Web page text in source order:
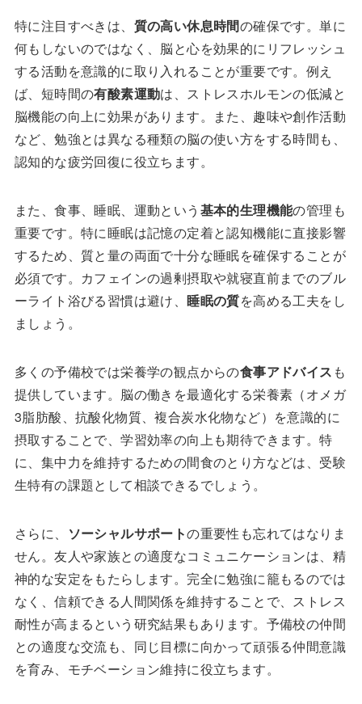
特に注目すべきは、 質の高い休息時間の確保です。単に
何もしないのではなく、脳と心を効果的にリフレッシュ
する活動を意識的に取り入れることが重要です。例え
ば、短時間の有酸素運動は、ストレスホルモンの低減と
脳機能の向上に効果があります。また、趣味や創作活動
など、勉強とは異なる種類の脳の使い方をする時間も、
認知的な疲労回復に役立ちます。
また、食事、睡眠、運動という 基本的生理機能の管理も
重要です。特に睡眠は記憶の定着と認知機能に直接影響
するため、質と量の両面で十分な睡眠を確保することが
必須です。カフェインの過剰摂取や就寝直前までのブル
ーライト浴びる習慣は避け、睡眠の質を高める工夫をし
ましょう。
多くの予備校では栄養学の観点からの食事アドバイス も
提供しています。脳の働きを最適化する栄養素（オメガ
3脂肪酸、抗酸化物質、複合炭水化物など）を意識的に
摂取することで、学習効率の向上も期待できます。特
に、集中力を維持するための間食のとり方などは、受験
生特有の課題として相談できるでしょう。
さらに、 ソーシャルサポートの重要性も忘れてはなりま
せん。友人や家族との適度なコミュニケーションは、精
神的な安定をもたらします。完全に勉強に籠もるのでは
なく、信頼できる人間関係を維持することで、ストレス
耐性が高まるという研究結果もあります。予備校の仲間
との適度な交流も、同じ目標に向かって頑張る仲間意識
を育み、モチベーション維持に役立ちます。